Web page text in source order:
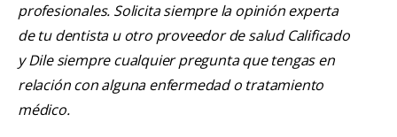
profesionales. Solicita siempre la opinión experta
de tu dentista u otro proveedor de salud Calificado
y Dile siempre cualquier pregunta que tengas en
relación con alguna enfermedad o tratamiento
médico.